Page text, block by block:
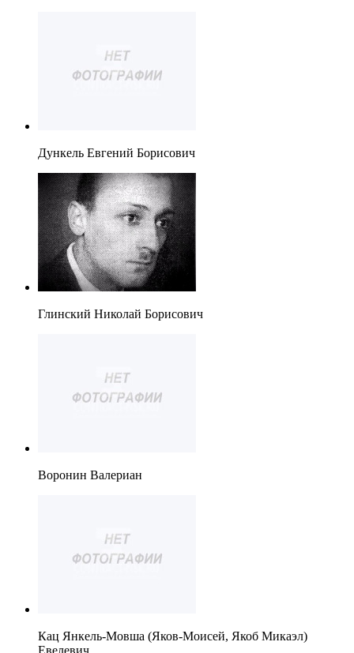
Дункель Евгений Борисович
Глинский Николай Борисович
Воронин Валериан
Кац Янкель-Мовша (Яков-Моисей, Якоб Микаэл)